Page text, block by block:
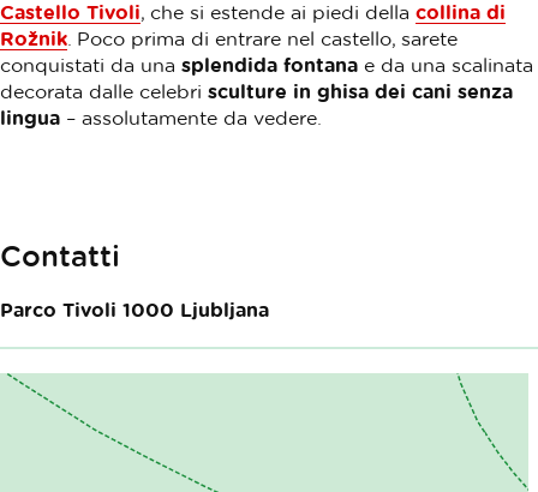
Castello Tivoli, che si estende ai piedi della collina di
Rožnik . Poco prima di entrare nel castello, sarete
conquistati da una splendida fontana e da una scalinata
decorata dalle celebri sculture in ghisa dei cani senza
lingua – assolutamente da vedere.
Contatti
Parco Tivoli 1000 Ljubljana